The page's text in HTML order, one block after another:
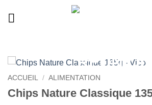
ACCUEIL / ALIMENTATION
Chips Nature Classique